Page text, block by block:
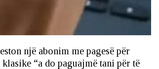
një abonim me pagesë për
“a do paguajmë tani për të